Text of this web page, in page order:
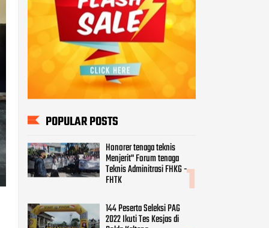
Honorer tenaga teknis
Menjerit" Forum tenaga
Teknis Adminitrasi FHKG -
FHTK
144 Peserta Seleksi PAG
2022 Ikuti Tes Kesjas di
Polda Kalteng
Jalur Gentong Ternyata
Angkut Ratusan Botol Miras
Informasi Pengahapusan Honorer.